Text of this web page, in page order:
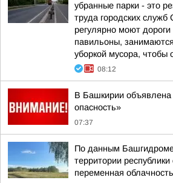
убранные парки - это
труда городских
регулярно моют
павильоны,
уборкой мусора, чтобы
08:12
В Башкирии объявлена
опасность»
07:37
По данным
территории
переменная облачность